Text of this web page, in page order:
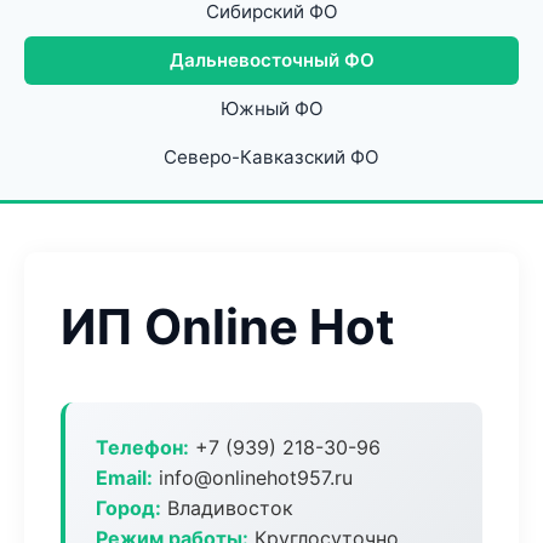
Сибирский ФО
Дальневосточный ФО
Южный ФО
Северо-Кавказский ФО
ИП Online Hot
Телефон: +7 (939) 218-30-96
Email: info@onlinehot957.ru
Город: Владивосток
Режим работы: Круглосуточно